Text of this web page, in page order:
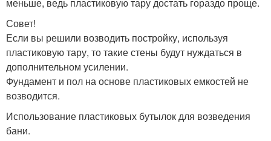
меньше, ведь пластиковую тару достать гораздо проще.
Совет!
Если вы решили возводить постройку, используя
пластиковую тару, то такие стены будут нуждаться в
дополнительном усилении.
Фундамент и пол на основе пластиковых емкостей не
возводится.
Использование пластиковых бутылок для возведения
бани.